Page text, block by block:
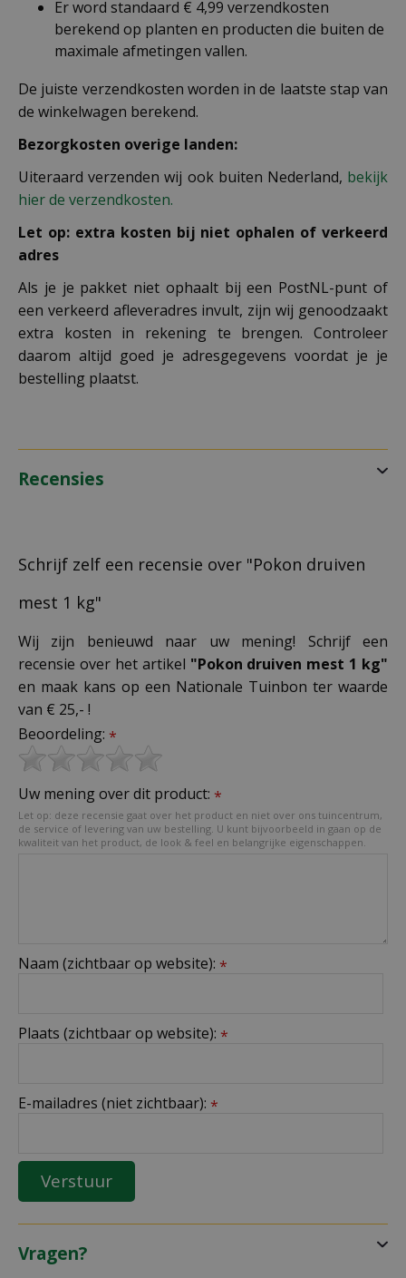
Er word standaard € 4,99 verzendkosten
berekend op planten en producten die buiten de
maximale afmetingen vallen.
De juiste verzendkosten worden in de laatste stap van
de winkelwagen berekend.
Bezorgkosten overige landen:
Uiteraard verzenden wij ook buiten Nederland, bekijk
hier de verzendkosten.
Let op: extra kosten bij niet ophalen of verkeerd
adres
Als je je pakket niet ophaalt bij een PostNL-punt of
een verkeerd afleveradres invult, zijn wij genoodzaakt
extra kosten in rekening te brengen. Controleer
daarom altijd goed je adresgegevens voordat je je
bestelling plaatst.
Recensies
Schrijf zelf een recensie over "Pokon druiven
mest 1 kg"
Wij zijn benieuwd naar uw mening! Schrijf een
recensie over het artikel "Pokon druiven mest 1 kg"
en maak kans op een Nationale Tuinbon ter waarde
van € 25,- !
Beoordeling: *
Uw mening over dit product: *
Let op: deze recensie gaat over het product en niet over ons tuincentrum,
de service of levering van uw bestelling. U kunt bijvoorbeeld in gaan op de
kwaliteit van het product, de look & feel en belangrijke eigenschappen.
Naam (zichtbaar op website): *
Plaats (zichtbaar op website): *
E-mailadres (niet zichtbaar): *
Vragen?